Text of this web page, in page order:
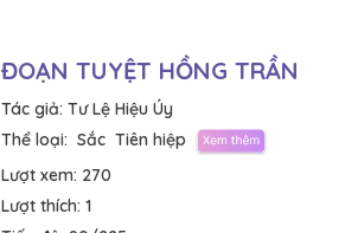
ĐOẠN TUYỆT HỒNG TRẦN
Tác giả: Tư Lệ Hiệu Úy
Thể loại: Sắc Tiên hiệp
Lượt xem: 270
Lượt thích: 1